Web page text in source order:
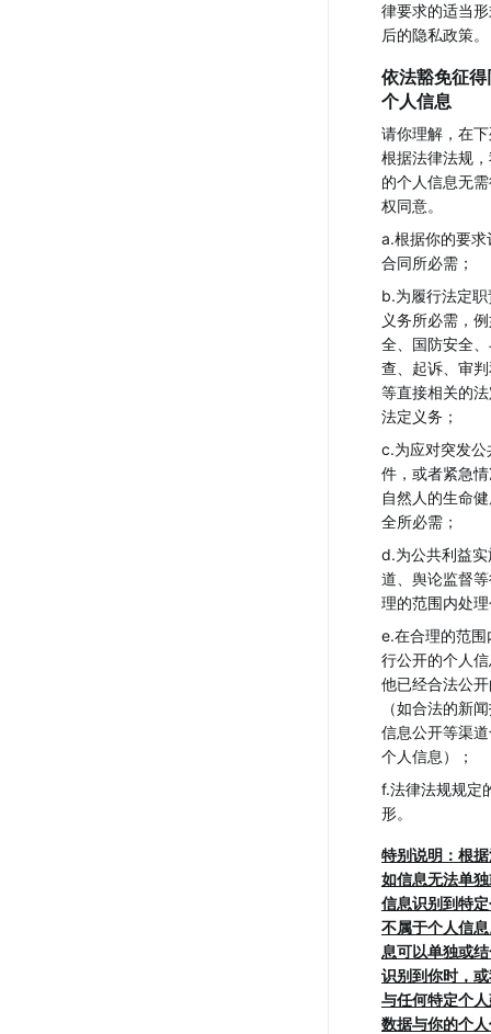
律要求的适当
后的隐私政策。
依法豁免征
个人信息
请你理解，在
根据法律法规
的个人信息无
权同意。
a.根据你的要
合同所必需；
b.为履行法定
义务所必需，
全、国防安全
查、起诉、审
等直接相关的
法定义务；
c.为应对突发公
件，或者紧急
自然人的生命
全所必需；
d.为公共利益
道、舆论监督
理的范围内处
e.在合理的范
行公开的个人
他已经合法公
（如合法的新
信息公开等渠
个人信息）；
f.法律法规规定
形。
特别说明：根
如信息无法单
信息识别到特
不属于个人信
息可以单独或
识别到你时，
与任何特定个
数据与你的个